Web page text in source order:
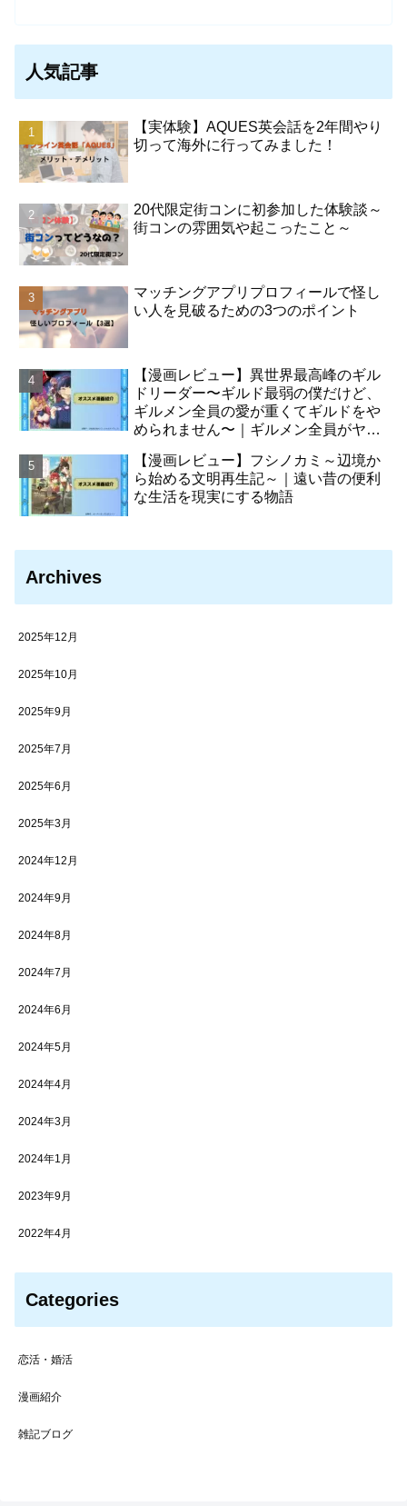
人気記事
【実体験】AQUES英会話を2年間やり
切って海外に行ってみました！
20代限定街コンに初参加した体験談～
街コンの雰囲気や起こったこと～
マッチングアプリプロフィールで怪し
い人を見破るための3つのポイント
【漫画レビュー】異世界最高峰のギル
ドリーダー〜ギルド最弱の僕だけど、
ギルメン全員の愛が重くてギルドをや
められません〜｜ギルメン全員がヤン
【漫画レビュー】フシノカミ～辺境か
ら始める文明再生記～｜遠い昔の便利
な生活を現実にする物語
Archives
2025年12月
2025年10月
2025年9月
2025年7月
2025年6月
2025年3月
2024年12月
2024年9月
2024年8月
2024年7月
2024年6月
2024年5月
2024年4月
2024年3月
2024年1月
2023年9月
2022年4月
Categories
恋活・婚活
漫画紹介
雑記ブログ